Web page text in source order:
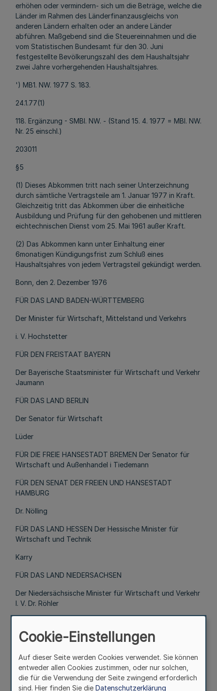
erhöhen oder vermindern- sich um die Beträge, welche die
Länder im Rahmen des Länderfinanzausgleichs von
anderen Ländern erhalten oder an andere Länder
abführen. Maßgebend sind die Steuereinnahmen und die
vom Statistischen Bundesamt für den 30. Juni
festgestellte Bevölkerungszahl des dem Haushaltsjahr
zwei Jahre vorhergehenden Haushaltsjahres.
') MB1. NW. 1977 S. 183.
24.1.77(1)
118. Ergänzung - SMBl. NW. - (Stand 15. 4. 1977 = MBl. NW.
Nr. 25 einschl.)
203011
§5
(1) Dieses Abkommen tritt nach seiner Unterzeichnung
durch sämtliche Vertragsteile am 1. Januar 1977 in Kraft.
Gleichzeitig tritt das Abkommen über die einheitliche
Ausbildung und Prüfung für den gehobenen und mittleren
eichtechnischen Dienst vom 25. Mai 1961 außer Kraft.
(2) Das Abkommen kann unter Einhaltung einer
6monatigen Kündigungsfrist zum Schluß eines
Haushaltsjahres von jedem Vertragsteil gekündigt werden.
Bonn, den 2. Dezember 1976
FÜR DAS LAND BADEN-WÜRTTEMBERG
Der Minister für Wirtschaft, Mittelstand und Verkehrs
i. V. Hochstetter
FÜR DEN FREISTAAT BAYERN
Der Bayerische Staatsminister für Wirtschaft und Verkehr
Jaumann
FÜR DAS LAND BERLIN
Der Senator für Wirtschaft
Lüder
FÜR DIE FREIE HANSESTADT BREMEN Der Senator für
Wirtschaft und Außenhandel i Tiedemann
FÜR DEN SENAT DER FREIEN UND HANSESTADT
HAMBURG
Dr. Nölling
FÜR DAS LAND HESSEN Der Hessische Minister für
Wirtschaft und Technik
Karry
FÜR DAS LAND NIEDERSACHSEN
Der Niedersächsische Minister für Wirtschaft und Verkehr
I. V. Dr. Röhler
Der Minister für Wirtschaft, Mittelstand und Verkehr
I.V. Dr. Graf
FÜR DAS LAND RHEINLAND-PFALZ
Cookie-Einstellungen
Auf dieser Seite werden Cookies verwendet. Sie können
entweder allen Cookies zustimmen, oder nur solchen,
die für die Verwendung der Seite zwingend erforderlich
sind. Hier finden Sie die Datenschutzerklärung